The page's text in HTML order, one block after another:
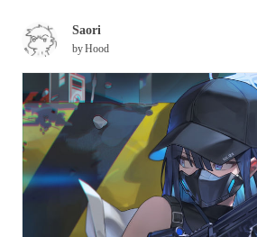
Saori
byHood